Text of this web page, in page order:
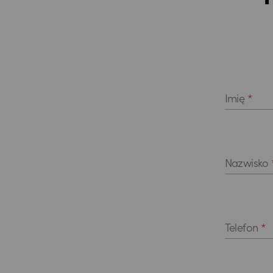
Imię *
Nazwisko
Telefon *